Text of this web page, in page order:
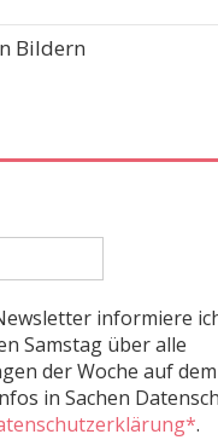
Bildern
informiere
Samstag über alle
der Woche auf dem
in Sachen
.